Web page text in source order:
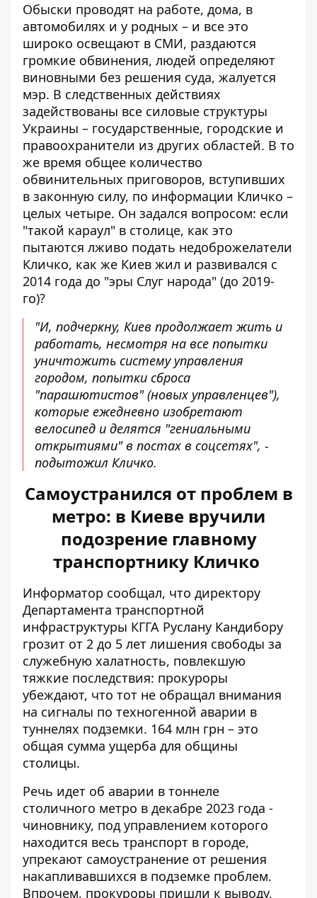
Обыски проводят на работе, дома, в
автомобилях и у родных – и все это
широко освещают в СМИ, раздаются
громкие обвинения, людей определяют
виновными без решения суда, жалуется
мэр. В следственных действиях
задействованы все силовые структуры
Украины – государственные, городские и
правоохранители из других областей. В то
же время общее количество
обвинительных приговоров, вступивших
в законную силу, по информации Кличко –
целых четыре. Он задался вопросом: если
"такой караул" в столице, как это
пытаются лживо подать недоброжелатели
Кличко, как же Киев жил и развивался с
2014 года до "эры Слуг народа" (до 2019-
го)?
"И, подчеркну, Киев продолжает жить и
работать, несмотря на все попытки
уничтожить систему управления
городом, попытки сброса
"парашютистов" (новых управленцев"),
которые ежедневно изобретают
велосипед и делятся "гениальными
открытиями" в постах в соцсетях", -
подытожил Кличко.
Самоустранился от проблем в
метро: в Киеве вручили
подозрение главному
транспортнику Кличко
Информатор сообщал, что директору
Департамента транспортной
инфраструктуры КГГА Руслану Кандибору
грозит от 2 до 5 лет лишения свободы за
служебную халатность, повлекшую
тяжкие последствия: прокуроры
убеждают, что тот не обращал внимания
на сигналы по техногенной аварии в
туннелях подземки. 164 млн грн – это
общая сумма ущерба для общины
столицы.
Речь идет об аварии в тоннеле
столичного метро в декабре 2023 года -
чиновнику, под управлением которого
находится весь транспорт в городе,
упрекают самоустранение от решения
накапливавшихся в подземке проблем.
Впрочем, прокуроры пришли к выводу,